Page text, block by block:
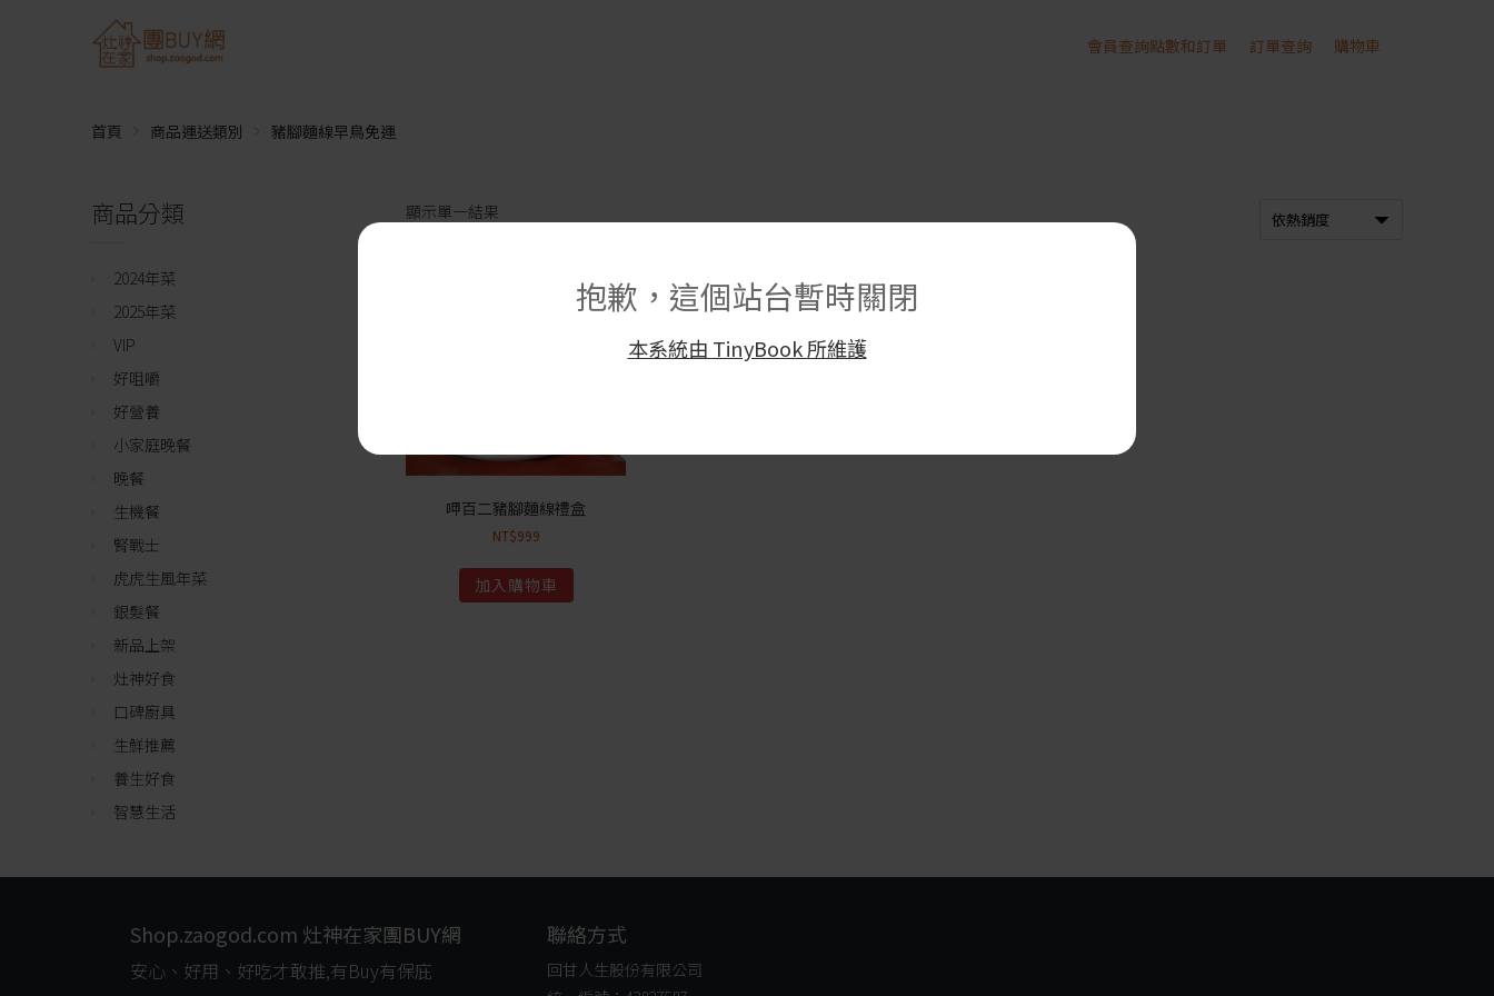
抱歉，這個站台暫時關閉
本系統由 TinyBook 所維護
會員查詢點數和訂單 訂單查詢 購物車
首頁 商品運送類別 豬腳麵線早鳥免運
顯示單一結果
呷百二豬腳麵線禮盒
NT$999
加入購物車
商品分類
2024年菜
2025年菜
VIP
好咀嚼
好營養
小家庭晚餐
晚餐
生機餐
腎戰士
虎虎生風年菜
銀髮餐
新品上架
灶神好食
口碑廚具
生鮮推薦
養生好食
智慧生活
Shop.zaogod.com 灶神在家團BUY網
安心、好用、好吃才敢推,有Buy有保庇
聯絡方式
回甘人生股份有限公司